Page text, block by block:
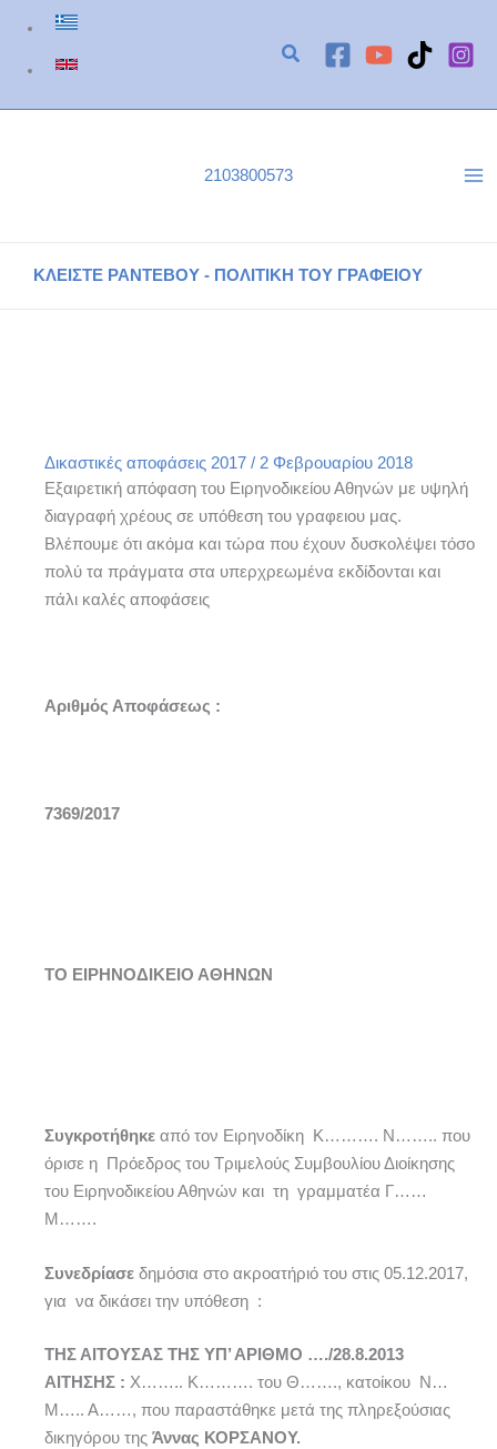
Μετάβαση
περιεχόμενο
2103800573
ΚΛΕΙΣΤΕ ΡΑΝΤΕΒΟΥ - ΠΟΛΙΤΙΚΗ ΤΟΥ ΓΡΑΦΕΙΟΥ
Δικαστικές αποφάσεις 2017 / 2 Φεβρουαρίου 2018
Εξαιρετική απόφαση του Ειρηνοδικείου Αθηνών με υψηλή
διαγραφή χρέους σε υπόθεση του γραφειου μας.
Βλέπουμε ότι ακόμα και τώρα που έχουν δυσκολέψει τόσο
πολύ τα πράγματα στα υπερχρεωμένα εκδίδονται και
πάλι καλές αποφάσεις
Αριθμός Αποφάσεως :
7369/2017
ΤΟ ΕΙΡΗΝΟΔΙΚΕΙΟ ΑΘΗΝΩΝ
Συγκροτήθηκε από τον Ειρηνοδίκη Κ………. Ν…….. που
όρισε η Πρόεδρος του Τριμελούς Συμβουλίου Διοίκησης
του Ειρηνοδικείου Αθηνών και τη γραμματέα Γ……
Μ…….
Συνεδρίασε δημόσια στο ακροατήριό του στις 05.12.2017,
για να δικάσει την υπόθεση :
ΤΗΣ ΑΙΤΟΥΣΑΣ ΤΗΣ ΥΠ’ ΑΡΙΘΜΟ …./28.8.2013
ΑΙΤΗΣΗΣ : Χ…….. Κ………. του Θ……., κατοίκου Ν…
Μ….. Α……, που παραστάθηκε μετά της πληρεξούσιας
δικηγόρου της Άννας ΚΟΡΣΑΝΟΥ.